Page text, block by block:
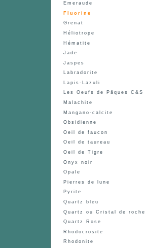
Emeraude
Fluorine
Grenat
Héliotrope
Hématite
Jade
Jaspes
Labradorite
Lapis-Lazuli
Les Oeufs de Pâques C&S
Malachite
Mangano-calcite
Obsidienne
Oeil de faucon
Oeil de taureau
Oeil de Tigre
Onyx noir
Opale
Pierres de lune
Pyrite
Quartz bleu
Quartz ou Cristal de roche
Quartz Rose
Rhodocrosite
Rhodonite